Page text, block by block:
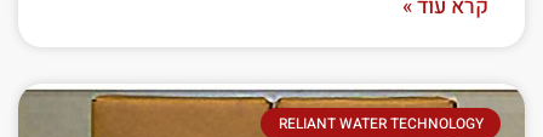
קרא עוד »
RELIANT WATER TECHNOLOGY